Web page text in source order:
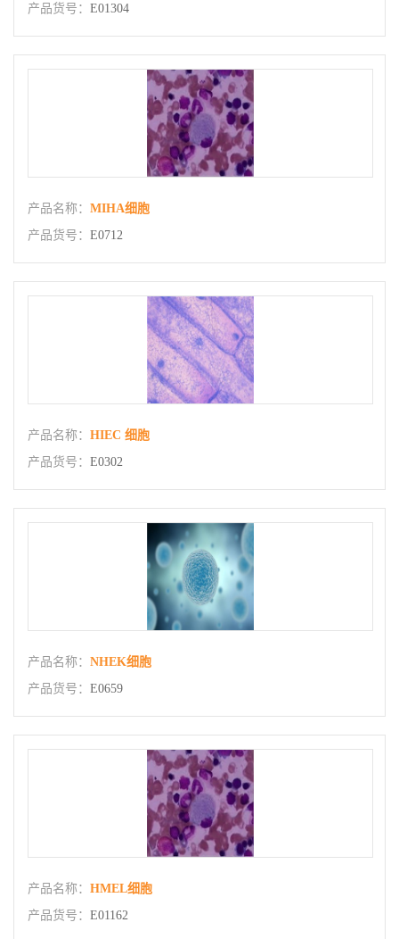
产品货号： E01304
产品名称： MIHA细胞
产品货号： E0712
产品名称： HIEC 细胞
产品货号： E0302
产品名称： NHEK细胞
产品货号： E0659
产品名称： HMEL细胞
产品货号： E01162